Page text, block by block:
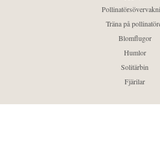
Träna på
Blomflugor
Humlor
Solitärbin
Fjärilar